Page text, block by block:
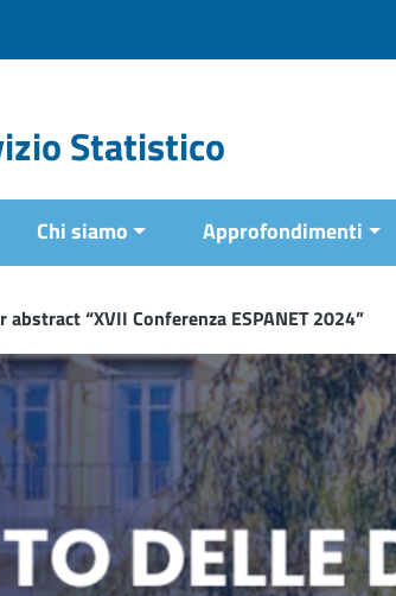
Statistico
Chi siamo Approfondimenti
abstract “XVII Conferenza ESPANET 2024”